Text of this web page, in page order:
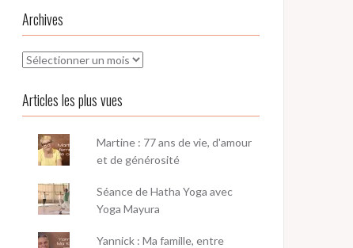
Archives
Archives
Articles les plus vues
Martine : 77 ans de vie, d'amour
et de générosité
Séance de Hatha Yoga avec
Yoga Mayura
Yannick : Ma famille, entre